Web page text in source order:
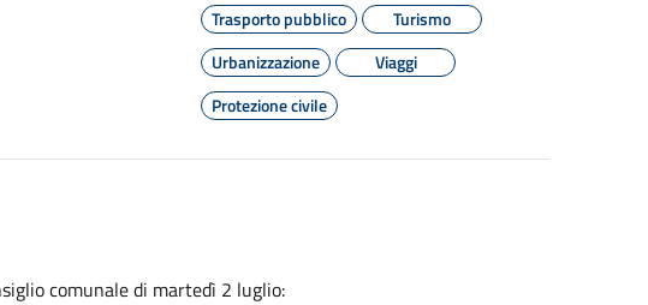
Trasporto pubblico
Turismo
Urbanizzazione
Viaggi
Protezione civile
comunale di martedì 2 luglio: